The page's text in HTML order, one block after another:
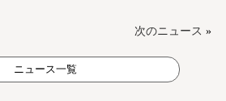
次のニュース »
ニュース一覧